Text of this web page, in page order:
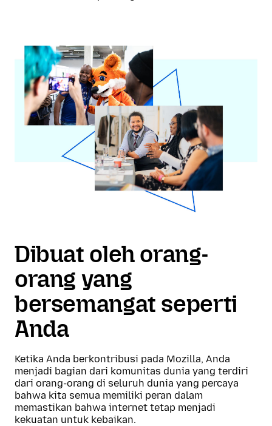
Dibuat oleh orang-
orang yang
bersemangat seperti
Anda
Ketika Anda berkontribusi pada Mozilla, Anda
menjadi bagian dari komunitas dunia yang terdiri
dari orang-orang di seluruh dunia yang percaya
bahwa kita semua memiliki peran dalam
memastikan bahwa internet tetap menjadi
kekuatan untuk kebaikan.